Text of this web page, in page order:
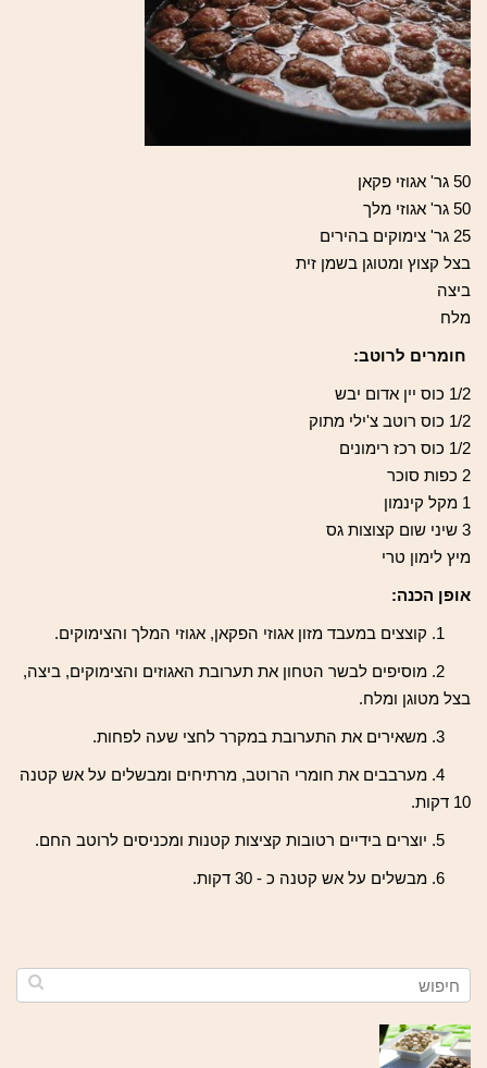
50 גר' אגוזי פקאן
50 גר' אגוזי מלך
25 גר' צימוקים בהירים
בצל קצוץ ומטוגן בשמן זית
ביצה
מלח
חומרים לרוטב:
1/2 כוס יין אדום יבש
1/2 כוס רוטב צ'ילי מתוק
1/2 כוס רכז רימונים
2 כפות סוכר
1 מקל קינמון
3 שיני שום קצוצות גס
מיץ לימון טרי
אופן הכנה:
2. מוסיפים לבשר הטחון את תערובת האגוזים והצימוקים, ביצה,
בצל מטוגן ומלח.
4. מערבבים את חומרי הרוטב, מרתיחים ומבשלים על אש קטנה
10 דקות.